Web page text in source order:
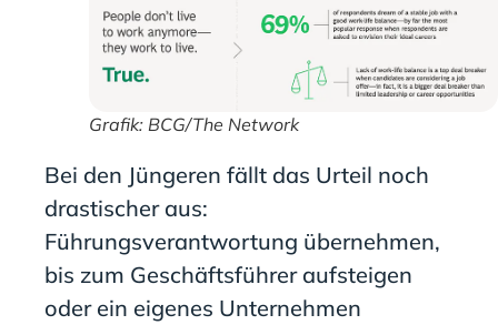
Grafik: BCG/The Network
Bei den Jüngeren fällt das Urteil noch
drastischer aus:
Führungsverantwortung übernehmen,
bis zum Geschäftsführer aufsteigen
oder ein eigenes Unternehmen